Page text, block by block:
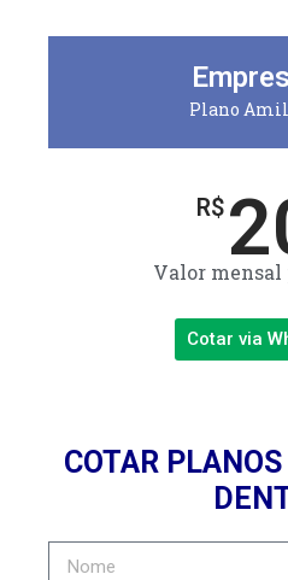
Plano
R$
Valor mensal
Cotar via
COTAR